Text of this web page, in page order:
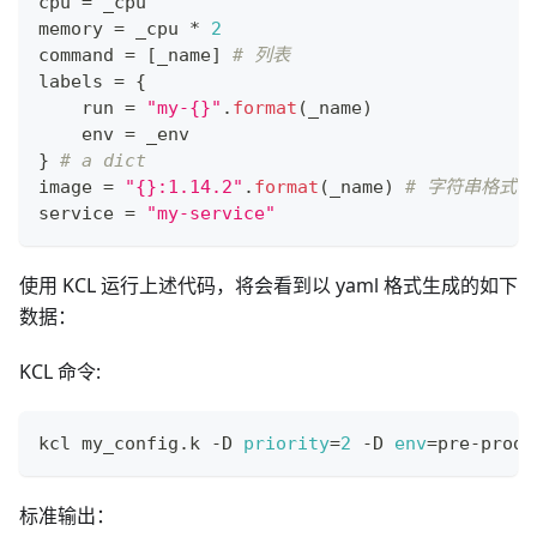
memory = _cpu *
2
command = [ _name]
# 列表
labels = {
    run
= "my-{}" . format (_name)
    env
= _env
} # a dict
image = "{}:1.14.2" . format (_name) # 字符串格式
service = "my-service"
使用 KCL 运行上述代码，将会看到以 yaml 格式生成的如下
数据：
KCL 命令:
kcl my_config.k -D priority=2 -D env=pre-prod
标准输出：